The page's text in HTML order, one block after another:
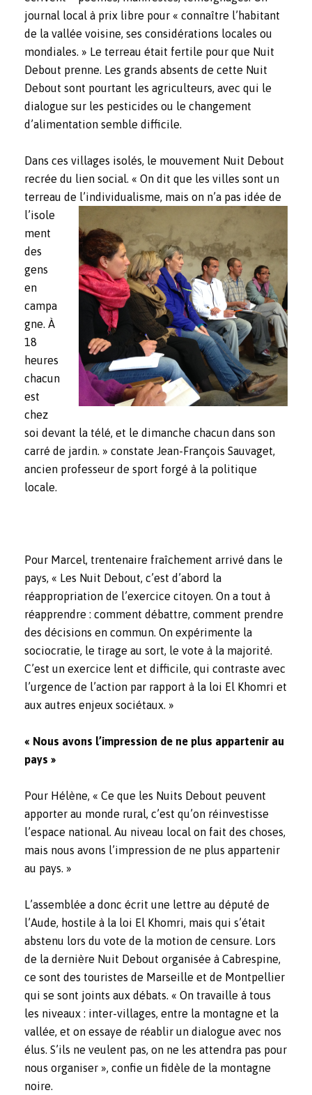
journal local à prix libre pour « connaître l’habitant
de la vallée voisine, ses considérations locales ou
mondiales. » Le terreau était fertile pour que Nuit
Debout prenne. Les grands absents de cette Nuit
Debout sont pourtant les agriculteurs, avec qui le
dialogue sur les pesticides ou le changement
d’alimentation semble difficile.
Dans ces villages isolés, le mouvement Nuit Debout
recrée du lien social. « On dit que les villes sont un
terreau de l’individualisme, mais on n’a pas idée de
l’isole
ment
des
gens
en
campa
gne. À
18
heures
chacun
est
chez
soi devant la télé, et le dimanche chacun dans son
carré de jardin. » constate Jean-François Sauvaget,
ancien professeur de sport forgé à la politique
locale.
Pour Marcel, trentenaire fraîchement arrivé dans le
pays, « Les Nuit Debout, c’est d’abord la
réappropriation de l’exercice citoyen. On a tout à
réapprendre : comment débattre, comment prendre
des décisions en commun. On expérimente la
sociocratie, le tirage au sort, le vote à la majorité.
C’est un exercice lent et difficile, qui contraste avec
l’urgence de l’action par rapport à la loi El Khomri et
aux autres enjeux sociétaux. »
« Nous avons l’impression de ne plus appartenir au
pays »
Pour Hélène, « Ce que les Nuits Debout peuvent
apporter au monde rural, c’est qu’on réinvestisse
l’espace national. Au niveau local on fait des choses,
mais nous avons l’impression de ne plus appartenir
au pays. »
L’assemblée a donc écrit une lettre au député de
l’Aude, hostile à la loi El Khomri, mais qui s’était
abstenu lors du vote de la motion de censure. Lors
de la dernière Nuit Debout organisée à Cabrespine,
ce sont des touristes de Marseille et de Montpellier
qui se sont joints aux débats. « On travaille à tous
les niveaux : inter-villages, entre la montagne et la
vallée, et on essaye de réablir un dialogue avec nos
élus. S’ils ne veulent pas, on ne les attendra pas pour
nous organiser », confie un fidèle de la montagne
noire.